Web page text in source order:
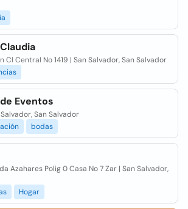
Cl Central No 1419 | San Salvador, San Salvador
Eventos
San Salvador
bodas
Azahares Polig 0 Casa No 7 Zar | San Salvador,
Hogar